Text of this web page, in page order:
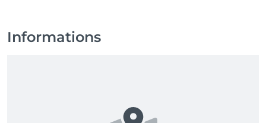
Informations